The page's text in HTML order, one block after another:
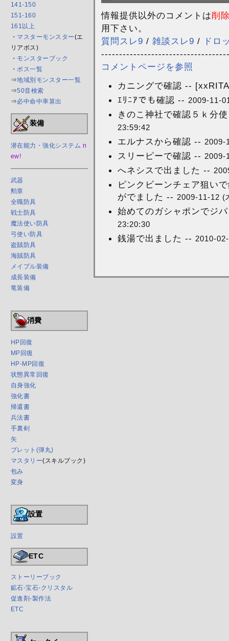
141-150
151-160
161以上
・ マスターモンスター(エ
リアボス)
・ モンスターブック
・ ボス一覧
⇒地域別モンスター一覧
⇒50音検索
⇒必中命中率算出
装備
潜在能力・強化システム n
ew!
武器
勲章
全職防具
戦士防具
魔法使い防具
弓使い防具
盗賊防具
海賊防具
メイプル装備
成長装備
竜装備
消費
HP回復
MP回復
HP-MP回復
状態異常回復
自身強化
強化書
帰還書
兵法書
手裏剣
矢
ブレット(弾丸)
マスタリー(スキルブック)
包み
変身
設置
設置
ETC
ストーリーブック
鉱石-宝石-クリスタル
促進剤-製作法
ETC
情報提供以外のコメントは削
用下さい。
質問スレ9 / 雑談スレ9 /
ドロ
コメントページを参照
カニングで確認 --
ｴﾘﾆｱでも確認 -- 2009-11-
きのこ神社で確認５ｋ分
23:59:42
エルナスから確認 -- 2009-
スリーピーで確認 -- 2009-
へネシスで出ました --
ピンクビーンチェア狙い
がでました -- 2009-11-12 (
始めてのガシャポンでジ
23:20:30
銭湯で出ました -- 2010-